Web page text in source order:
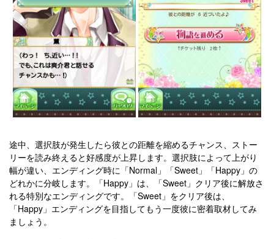
途中、選択肢が発生したら彼との距離を縮めるチャンス、ストー
リーを読み終えると好感度が上昇します。選択肢によって上がり
幅が違い、エンディング時に「Normal」「Sweet」「Happy」の
どれかに分岐します。「Happy」は、「Sweet」クリア後に解放さ
れる特別なエンディングです。「Sweet」をクリア後は、
「Happy」エンディングを目指してもう一度彼に密着取材してみ
ましょう。